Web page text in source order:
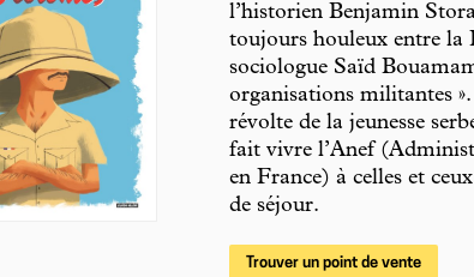
l’historien Benjamin
toujours houleux entre la
sociologue Saïd
organisations militantes
révolte de la jeunesse
fait vivre l’Anef
en France) à celles et
de séjour.
Trouver un point de vente